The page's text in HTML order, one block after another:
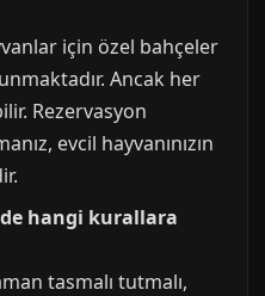
için özel bahçeler
Ancak her
Rezervasyon
evcil hayvanınızın
hangi kurallara
tasmalı tutmalı,